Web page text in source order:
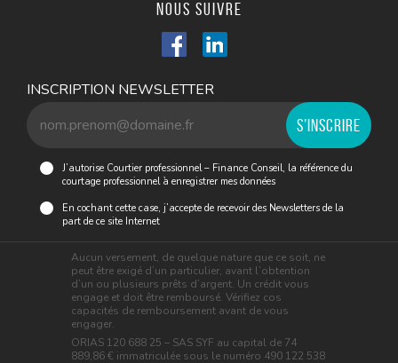
Nous suivre
INSCRIPTION NEWSLETTER
J’autorise Courtier professionnel – Finance Conseil, la référence du
courtage professionnel à enregistrer mes données
En cochant cette case, j’accepte de recevoir des Newsletters de la
part de ce site Internet
Aucun versement, de quelque nature que ce soit, ne
peut être exigé d’un particulier, avant l’obtention
d’un ou plusieurs prêts d’argent. Un crédit vous
engage et doit être remboursé. Vérifiez cos
capacités de remboursement avant de vous
engager.
ORIAS 120 688 25 – SAS SYF au capital de 74
889,86 € immatriculée sous le numéro 490 122 538